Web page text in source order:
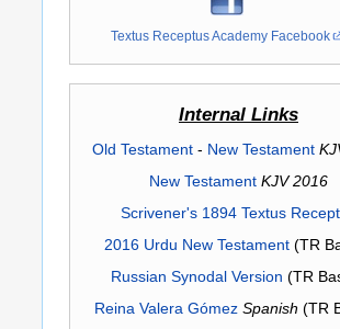
Textus Receptus Academy Facebook
Internal Links
Old Testament- New Testament
New Testament KJV 2016
Scrivener's 1894 Textus
2016 Urdu New Testament(TR
Russian Synodal Version (TR
Reina Valera Gómez Spanish (TR